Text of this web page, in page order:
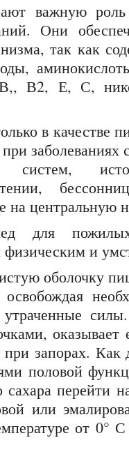
важную
Они
так как
В2, Е, С,
в качестве
заболеваниях
систем,
на центральную
для
и
оболочку
утраченные
оказывает
запорах. Как
половой
сахара перейти
или
от 0°